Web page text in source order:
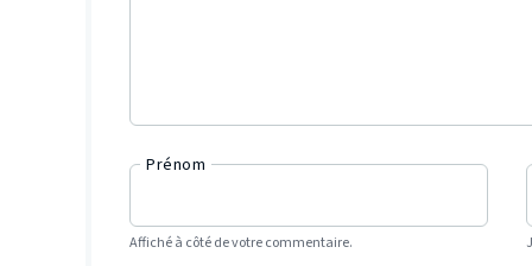
Prénom
Affiché à côté de votre commentaire.